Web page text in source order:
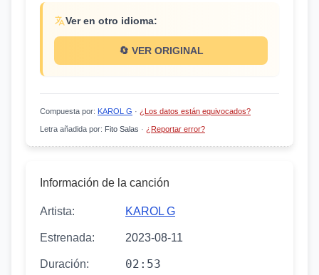
Ver en otro idioma:
🔄 VER ORIGINAL
Compuesta por: KAROL G · ¿Los datos están equivocados?
Letra añadida por: Fito Salas · ¿Reportar error?
Información de la canción
Artista: KAROL G
Estrenada: 2023-08-11
Duración: 02:53